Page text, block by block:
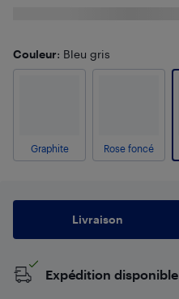
Couleur: Bleu gris
Graphite Rose foncé
Livraison
Expédition disponible